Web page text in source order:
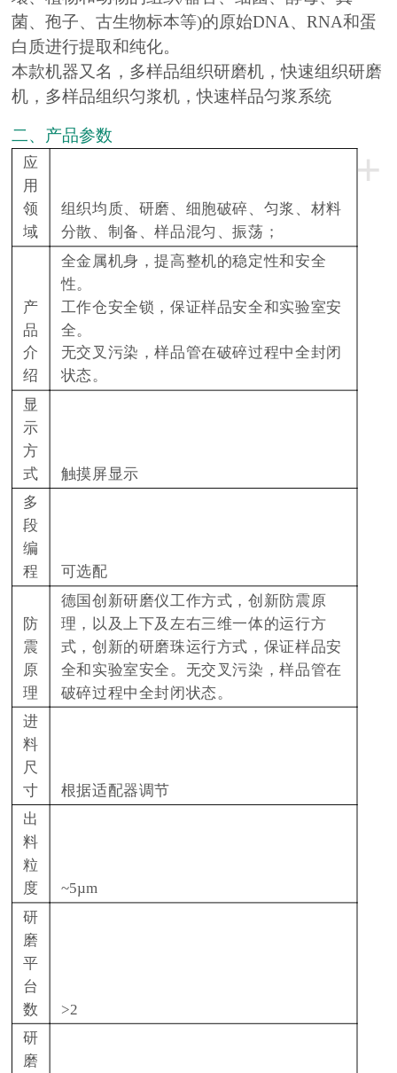
菌、孢子、古生物标本等)的原始DNA、RNA和蛋
白质进行提取和纯化。
本款机器又名，多样品组织研磨机，快速组织研磨
机，多样品组织匀浆机，快速样品匀浆系统
二、产品参数
+
应
用
领
域
组织均质、研磨、细胞破碎、匀浆、材料
分散、制备、样品混匀、振荡；
产
品
介
绍
全金属机身，提高整机的稳定性和安全
性。
工作仓安全锁，保证样品安全和实验室安
全。
无交叉污染，样品管在破碎过程中全封闭
状态。
显
示
方
式
触摸屏显示
多
段
编
程 可选配
防
震
原
理
德国创新研磨仪工作方式，创新防震原
理，以及上下及左右三维一体的运行方
式，创新的研磨珠运行方式，保证样品安
全和实验室安全。无交叉污染，样品管在
破碎过程中全封闭状态。
进
料
尺
寸
根据适配器调节
出
料
粒
度
~5µm
研
磨
平
台
数
>2
研
磨